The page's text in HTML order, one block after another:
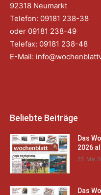
92318 Neumarkt
Telefon: 09181 238-38
oder 09181 238-49
Telefax: 09181 238-48
E-Mail:
Beliebte Beiträge
Das
2026
23. Mai
Das